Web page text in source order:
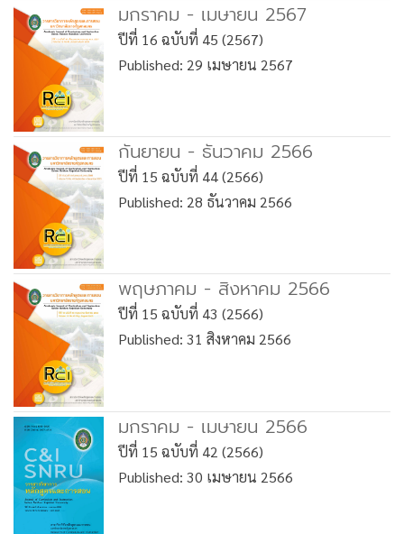
มกราคม - เมษายน 2567
ปีที่ 16 ฉบับที่ 45 (2567)
Published: 29 เมษายน 2567
กันยายน - ธันวาคม 2566
ปีที่ 15 ฉบับที่ 44 (2566)
Published: 28 ธันวาคม 2566
พฤษภาคม - สิงหาคม 2566
ปีที่ 15 ฉบับที่ 43 (2566)
Published: 31 สิงหาคม 2566
มกราคม - เมษายน 2566
ปีที่ 15 ฉบับที่ 42 (2566)
Published: 30 เมษายน 2566